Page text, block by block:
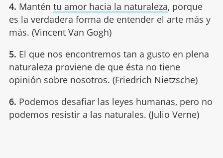
4. Mantén tu amor hacia la naturaleza, porque
es la verdadera forma de entender el arte más y
más. (Vincent Van Gogh)
5. El que nos encontremos tan a gusto en plena
naturaleza proviene de que ésta no tiene
opinión sobre nosotros. (Friedrich Nietzsche)
6. Podemos desafiar las leyes humanas, pero no
podemos resistir a las naturales. (Julio Verne)